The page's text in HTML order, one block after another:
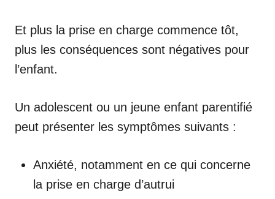
Et plus la prise en charge commence tôt,
plus les conséquences sont négatives pour
l’enfant.
Un adolescent ou un jeune enfant parentifié
peut présenter les symptômes suivants :
Anxiété, notamment en ce qui concerne
la prise en charge d’autrui